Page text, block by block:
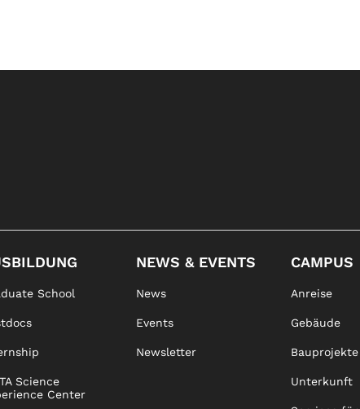
School
Science
Center
NEWS & EVENTS
News
Events
Newsletter
CAMPUS
Anreise
Gebäude
Bauprojekte
Unterkunft